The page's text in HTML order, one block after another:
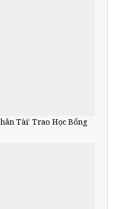
Tài’ Trao Học Bổng